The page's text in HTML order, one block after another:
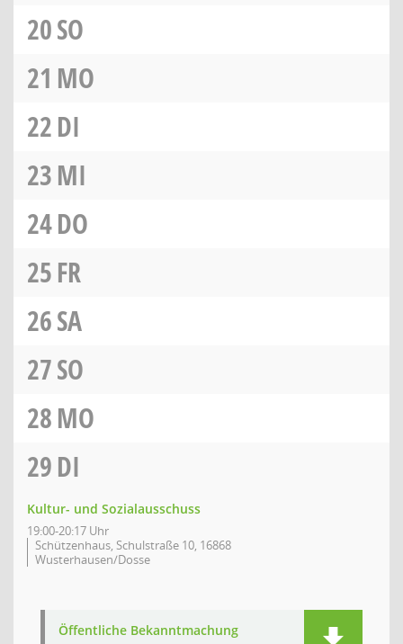
20SO
21 MO
22DI
23MI
24DO
25FR
26SA
27SO
28MO
29DI
Kultur- und Sozialausschuss
19:00-20:17 Uhr
Schützenhaus, Schulstraße 10, 16868
Wusterhausen/Dosse
Öffentliche Bekanntmachung